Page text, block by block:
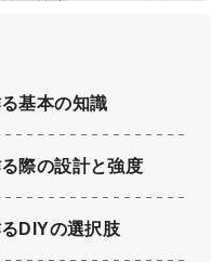
基本の知識
際の設計と強度
DIYの選択肢